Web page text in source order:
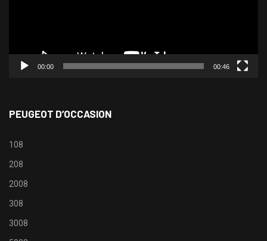
00:00 00:46
PEUGEOT D’OCCASION
108
208
2008
308
3008